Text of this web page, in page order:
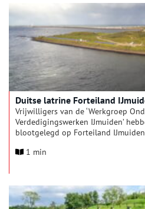
Duitse latrine Forteiland
Vrijwilligers van de ‘Werkgroep
Verdedigingswerken IJmuiden’
blootgelegd op Forteiland
muurtje, waar Duitse soldaten hun
1 min